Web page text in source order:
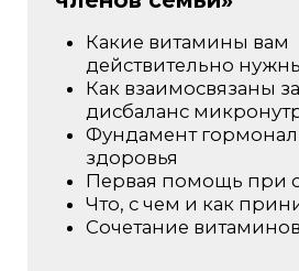
4 000 ₽ / 53 $
Оплатить
* При оплате до 9 мая включительно